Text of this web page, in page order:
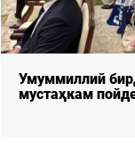
Умуммиллий
мустаҳкам